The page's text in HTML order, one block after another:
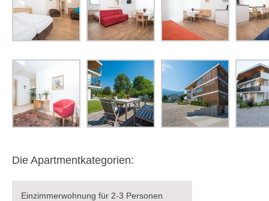
Die Apartmentkategorien:
Einzimmerwohnung für 2-3 Personen